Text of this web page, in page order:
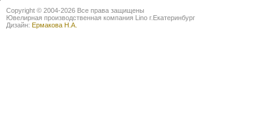
Copyright © 2004-2026 Все права защищены
Ювелирная производственная компания Lino г.Екатеринбург
Дизайн: Ермакова Н.А.